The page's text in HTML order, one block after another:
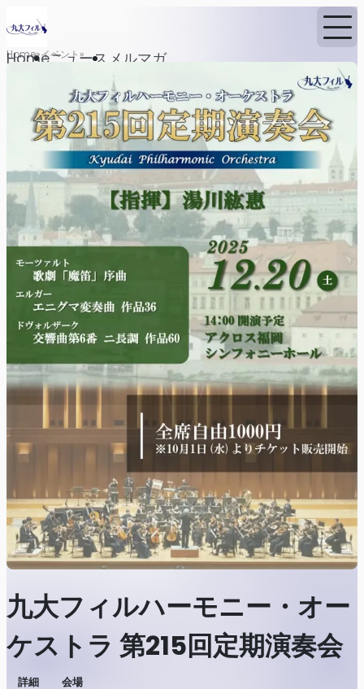
Homeニュース メルマガ
Home イベント
九大フィルハーモニー・オー
ケストラ 第215回定期演奏会
詳細 会場